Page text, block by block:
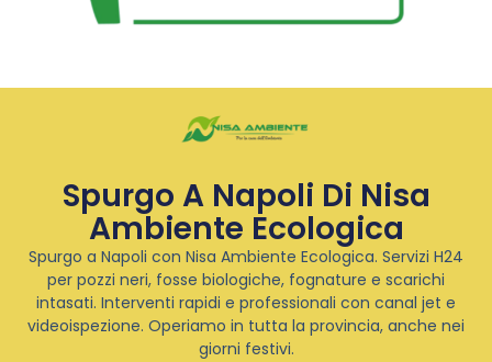
Spurgo A Napoli Di Nisa
Ambiente Ecologica
Spurgo a Napoli con Nisa Ambiente Ecologica. Servizi H24
per pozzi neri, fosse biologiche, fognature e scarichi
intasati. Interventi rapidi e professionali con canal jet e
videoispezione. Operiamo in tutta la provincia, anche nei
giorni festivi.